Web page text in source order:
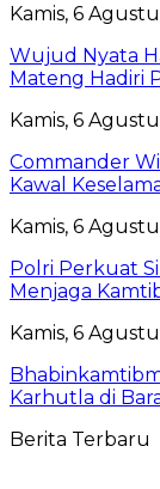
Kamis, 6
Wujud Nyata
Mateng Hadiri
Kamis, 6
Commander
Kawal
Kamis, 6
Polri Perkuat
Menjaga
Kamis, 6
Karhutla di
Berita Terbaru